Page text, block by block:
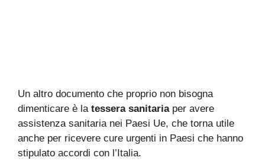
Un altro documento che proprio non bisogna
dimenticare è la tessera sanitariaper avere
assistenza sanitaria nei Paesi Ue, che torna utile
anche per ricevere cure urgenti in Paesi che hanno
stipulato accordi con l’Italia.